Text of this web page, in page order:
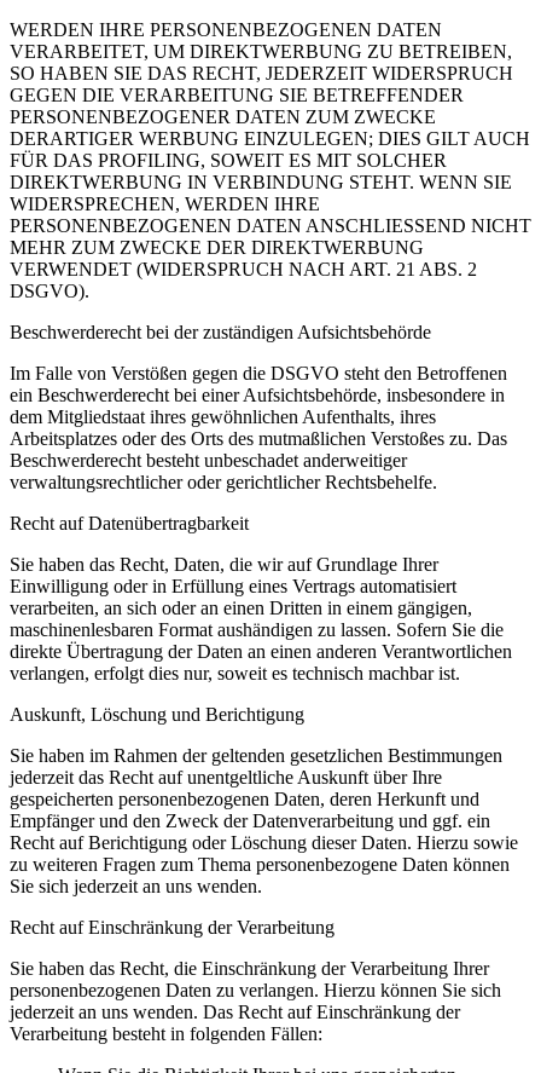
WERDEN IHRE PERSONENBEZOGENEN DATEN
VERARBEITET, UM DIREKTWERBUNG ZU BETREIBEN,
SO HABEN SIE DAS RECHT, JEDERZEIT WIDERSPRUCH
GEGEN DIE VERARBEITUNG SIE BETREFFENDER
PERSONENBEZOGENER DATEN ZUM ZWECKE
DERARTIGER WERBUNG EINZULEGEN; DIES GILT AUCH
FÜR DAS PROFILING, SOWEIT ES MIT SOLCHER
DIREKTWERBUNG IN VERBINDUNG STEHT. WENN SIE
WIDERSPRECHEN, WERDEN IHRE
PERSONENBEZOGENEN DATEN ANSCHLIESSEND NICHT
MEHR ZUM ZWECKE DER DIREKTWERBUNG
VERWENDET (WIDERSPRUCH NACH ART. 21 ABS. 2
DSGVO).
Beschwerderecht bei der zuständigen Aufsichtsbehörde
Im Falle von Verstößen gegen die DSGVO steht den Betroffenen
ein Beschwerderecht bei einer Aufsichtsbehörde, insbesondere in
dem Mitgliedstaat ihres gewöhnlichen Aufenthalts, ihres
Arbeitsplatzes oder des Orts des mutmaßlichen Verstoßes zu. Das
Beschwerderecht besteht unbeschadet anderweitiger
verwaltungsrechtlicher oder gerichtlicher Rechtsbehelfe.
Recht auf Datenübertragbarkeit
Sie haben das Recht, Daten, die wir auf Grundlage Ihrer
Einwilligung oder in Erfüllung eines Vertrags automatisiert
verarbeiten, an sich oder an einen Dritten in einem gängigen,
maschinenlesbaren Format aushändigen zu lassen. Sofern Sie die
direkte Übertragung der Daten an einen anderen Verantwortlichen
verlangen, erfolgt dies nur, soweit es technisch machbar ist.
Auskunft, Löschung und Berichtigung
Sie haben im Rahmen der geltenden gesetzlichen Bestimmungen
jederzeit das Recht auf unentgeltliche Auskunft über Ihre
gespeicherten personenbezogenen Daten, deren Herkunft und
Empfänger und den Zweck der Datenverarbeitung und ggf. ein
Recht auf Berichtigung oder Löschung dieser Daten. Hierzu sowie
zu weiteren Fragen zum Thema personenbezogene Daten können
Sie sich jederzeit an uns wenden.
Recht auf Einschränkung der Verarbeitung
Sie haben das Recht, die Einschränkung der Verarbeitung Ihrer
personenbezogenen Daten zu verlangen. Hierzu können Sie sich
jederzeit an uns wenden. Das Recht auf Einschränkung der
Verarbeitung besteht in folgenden Fällen: